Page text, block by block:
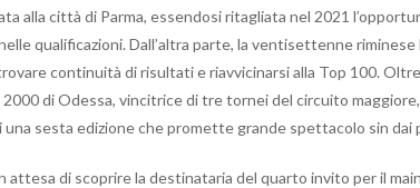
alla città di Parma, essendosi ritagliata nel 2021
qualificazioni. Dall’altra parte, la ventisettenne
continuità di risultati e riavvicinarsi alla Top 100. Oltre
2000 di Odessa, vincitrice di tre tornei del circuito
sesta edizione che promette grande spettacolo sin dai
attesa di scoprire la destinataria del quarto invito per il